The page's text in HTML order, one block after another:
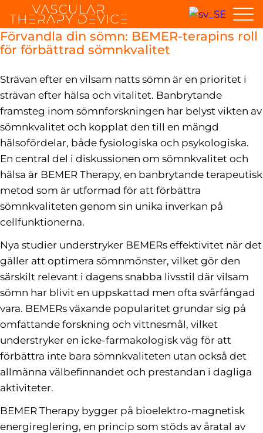
Förvandla din sömn: BEMER-terapins roll
för förbättrad sömnkvalitet
Strävan efter en vilsam natts sömn är en prioritet i
strävan efter hälsa och vitalitet. Banbrytande
framsteg inom sömnforskningen har belyst vikten av
sömnkvalitet och kopplat den till en mängd
hälsofördelar, både fysiologiska och psykologiska.
En central del i diskussionen om sömnkvalitet och
hälsa är BEMER Therapy, en banbrytande terapeutisk
metod som är utformad för att förbättra
sömnkvaliteten genom sin unika inverkan på
cellfunktionerna.
Nya studier understryker BEMERs effektivitet när det
gäller att optimera sömnmönster, vilket gör den
särskilt relevant i dagens snabba livsstil där vilsam
sömn har blivit en uppskattad men ofta svårfångad
vara. BEMERs växande popularitet grundar sig på
omfattande forskning och vittnesmål, vilket
understryker en icke-farmakologisk väg för att
förbättra inte bara sömnkvaliteten utan också det
allmänna välbefinnandet och prestandan i dagliga
aktiviteter.
BEMER Therapy bygger på bioelektro-magnetisk
energireglering, en princip som stöds av åratal av